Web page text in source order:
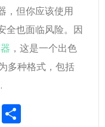
，但你应该使用
全也面临风险。因
，这是一个出色
多种格式，包括
.
Email